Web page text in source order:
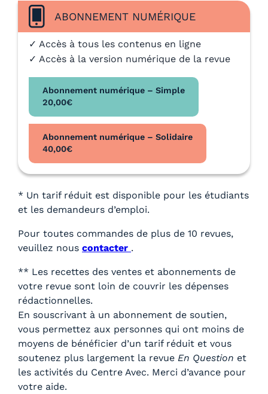
ABONNEMENT NUMÉRIQUE
✓ Accès à tous les contenus en ligne
✓ Accès à la version numérique de la revue
Abonnement numérique – Simple
20,00€
Abonnement numérique – Solidaire
40,00€
* Un tarif réduit est disponible pour les étudiants
et les demandeurs d’emploi.
Pour toutes commandes de plus de 10 revues,
veuillez nous contacter .
** Les recettes des ventes et abonnements de
votre revue sont loin de couvrir les dépenses
rédactionnelles.
En souscrivant à un abonnement de soutien,
vous permettez aux personnes qui ont moins de
moyens de bénéficier d’un tarif réduit et vous
soutenez plus largement la revue En Question et
les activités du Centre Avec. Merci d’avance pour
votre aide.